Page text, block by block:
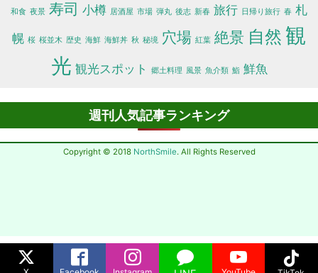
和食 夜景 寿司 小樽 居酒屋 市場 弾丸 後志 新春 旅行 日帰り旅行 春 札
幌 桜 桜並木 歴史 海鮮 海鮮丼 秋 秘境 穴場 紅葉 絶景 自然 観
光 観光スポット 郷土料理 風景 魚介類 鮨 鮮魚
週刊人気記事ランキング
Copyright © 2018 NorthSmile. All Rights Reserved